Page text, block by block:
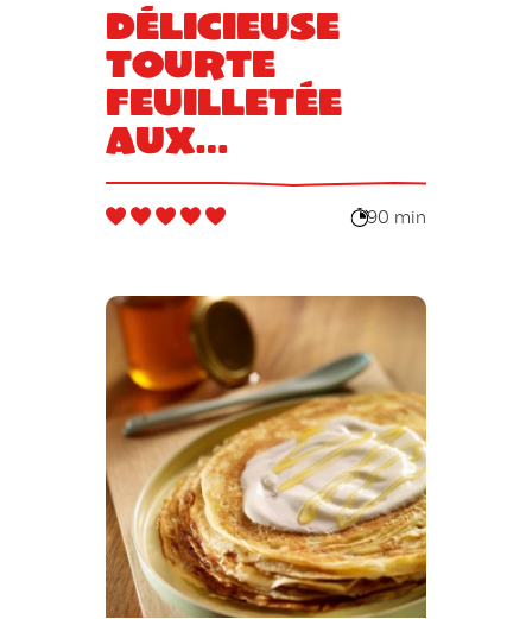
Délicieuse
tourte
feuilletée
aux
champignons
90 min